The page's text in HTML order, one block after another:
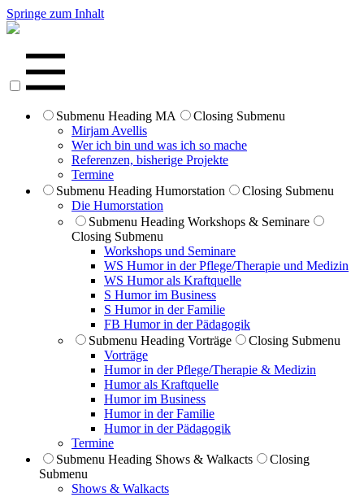
Springe zum Inhalt
Submenu Heading MA
Closing Submenu
Mirjam Avellis
Wer ich bin und was ich so mache
Referenzen, bisherige Projekte
Termine
Submenu Heading Humorstation
Closing Submenu
Die Humorstation
Submenu Heading Workshops & Seminare
Closing Submenu
Workshops und Seminare
WS Humor in der Pflege/Therapie und Medizin
WS Humor als Kraftquelle
S Humor im Business
S Humor in der Familie
FB Humor in der Pädagogik
Submenu Heading Vorträge
Closing Submenu
Vorträge
Humor in der Pflege/Therapie & Medizin
Humor als Kraftquelle
Humor im Business
Humor in der Familie
Humor in der Pädagogik
Termine
Submenu Heading Shows & Walkacts
Closing
Submenu
Shows & Walkacts